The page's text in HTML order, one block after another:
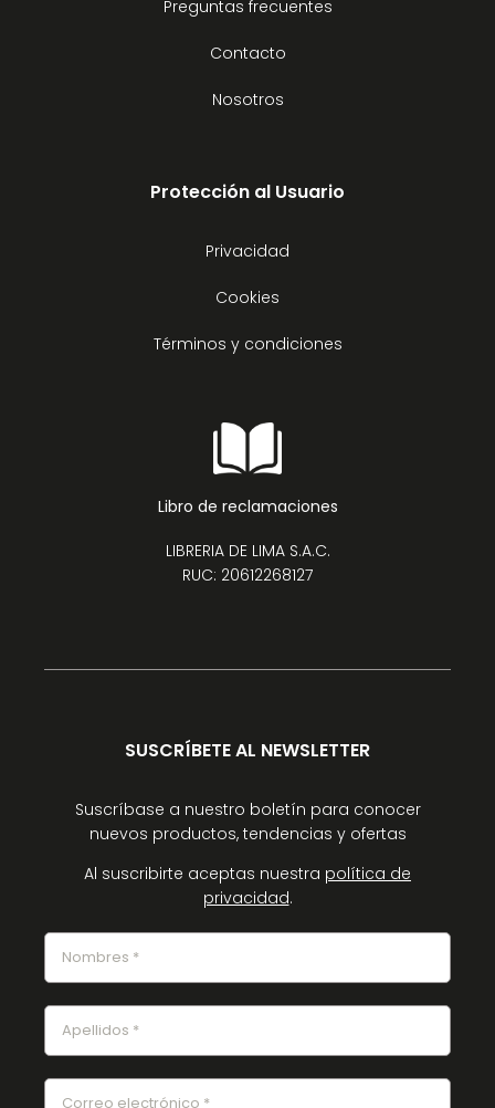
Preguntas frecuentes
Contacto
Nosotros
Protección al Usuario
Privacidad
Cookies
Términos y condiciones
Libro de reclamaciones
LIBRERIA DE LIMA S.A.C.
RUC: 20612268127
SUSCRÍBETE AL NEWSLETTER
Suscríbase a nuestro boletín para conocer
nuevos productos, tendencias y ofertas
Al suscribirte aceptas nuestra política de
privacidad.